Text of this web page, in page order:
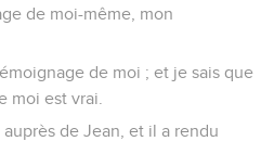
de moi-même, mon
de moi ; et je sais que
moi est vrai.
de Jean, et il a rendu